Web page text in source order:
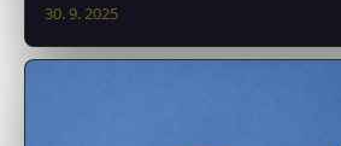
30. 9. 2025